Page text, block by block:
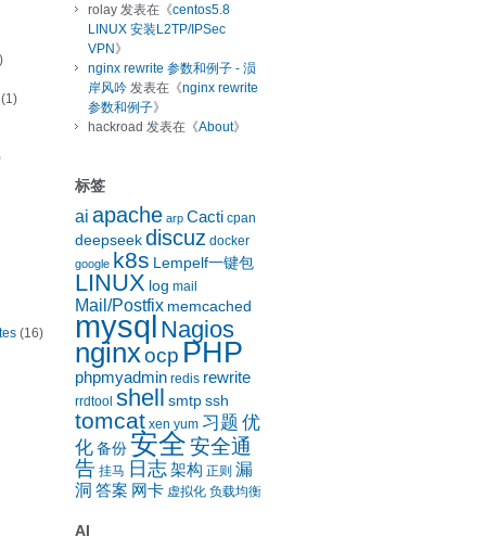
(16)
rolay 发表在《centos5.8
LINUX 安装L2TP/IPSec
VPN 》
nginx rewrite 参数和例子 - 涢
岸风吟 发表在《nginx rewrite
参数和例子》
hackroad 发表在《About》
标签
ai apache arp Cacti cpan
deepseek discuz docker
google k8s Lempelf一键包
LINUX log mail
Mail/Postfix memcached
mysql Nagios
nginxocp PHP
phpmyadmin redis rewrite
rrdtool shell smtp ssh
tomcat xen yum 习题 优
化 备份 安全安全通
告 挂马 日志架构 正则 漏
洞 答案 网卡 虚拟化 负载均衡
AI